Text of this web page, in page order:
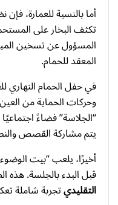
أما بالنسبة للعمارة،
تكثف البخار على
المسؤول عن تسخين
المعقد للحمام.
في حفل الحمام النهاري
وحركات الحماية من
“الجلاسة” فضاءً
يتم مشاركة القصص
أخيرًا، يلعب “بيت
قبل البدء بالجلسة.
التقليديتجربة شاملة